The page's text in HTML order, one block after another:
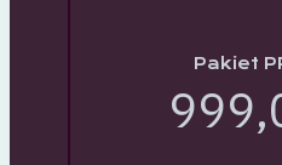
Pakiet